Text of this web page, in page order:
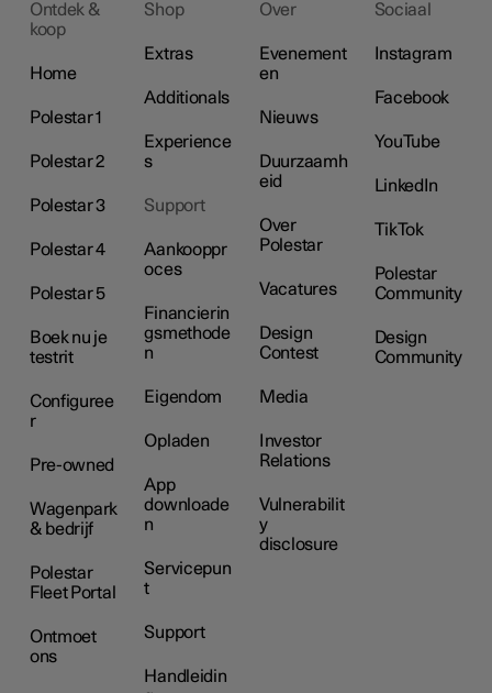
Ontdek &
koop
Home
Polestar 1
Polestar 2
Polestar 3
Polestar 4
Polestar 5
Boek nu je
testrit
Configuree
r
Pre-owned
Wagenpark
& bedrijf
Polestar
Fleet Portal
Ontmoet
ons
Shop
Extras
Additionals
Experience
s
Support
Aankooppr
oces
Financierin
gsmethode
n
Eigendom
Opladen
App
downloade
n
Servicepun
t
Support
Handleidin
Over
Evenement
en
Nieuws
Duurzaamh
eid
Over
Polestar
Vacatures
Design
Contest
Media
Investor
Relations
Vulnerabilit
y
disclosure
Sociaal
Instagram
Facebook
YouTube
LinkedIn
TikTok
Polestar
Community
Design
Community